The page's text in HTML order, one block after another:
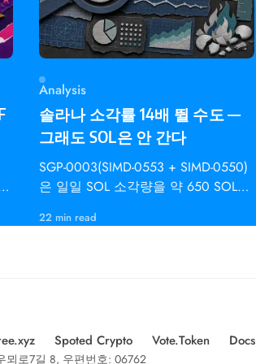
Analysis
솔라나 소각률 14배 뛸 수도 —
그래도 SOL은 안 간다
SGP-0003(SIMD-0553 + SIMD-0550)
은 일일 SOL 소각량을 약 650 SOL에
이션 속도를 2배로 높입니다 —
22 min read
Spoted Crypto Vote.Token Docs
로7길 8, 우편번호: 06762